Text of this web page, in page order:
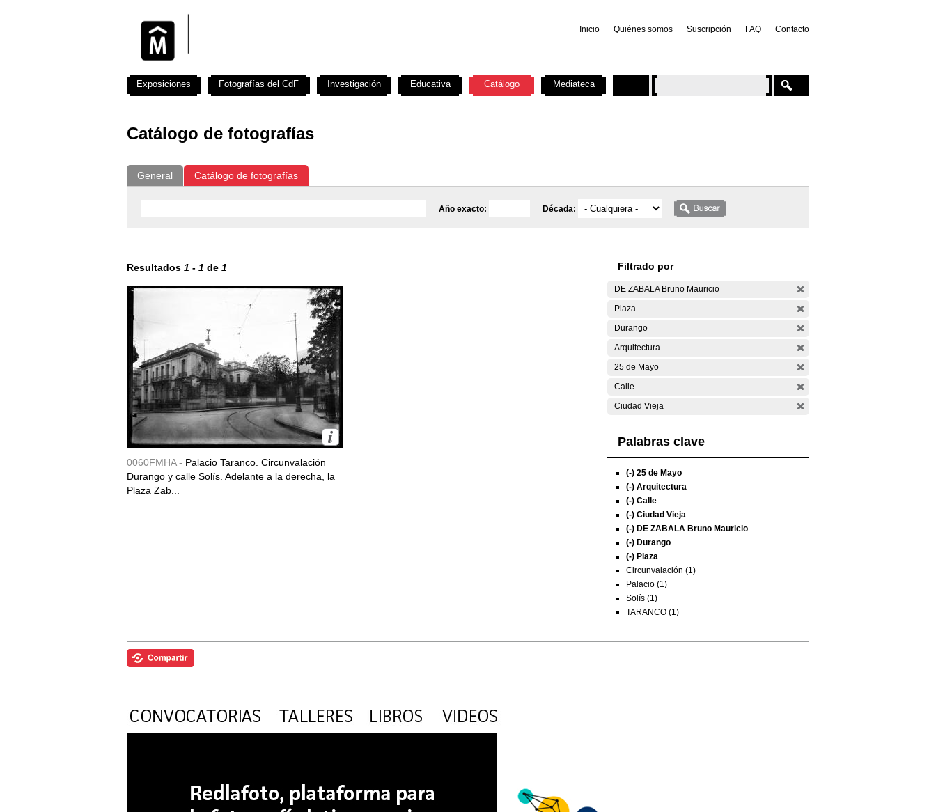
Inicio Quiénes somos Suscripción FAQ Contacto
Catálogo de fotografías
General Catálogo de fotografías
Año exacto: Década:
Resultados 1 - 1 de 1
0060FMHA - Palacio Taranco. Circunvalación
Durango y calle Solís. Adelante a la derecha, la
Plaza Zab...
Filtrado por
DE ZABALA Bruno Mauricio
Plaza
Durango
Arquitectura
25 de Mayo
Calle
Ciudad Vieja
Palabras clave
(-) 25 de Mayo
(-) Arquitectura
(-) Calle
(-) Ciudad Vieja
(-) DE ZABALA Bruno Mauricio
(-) Durango
(-) Plaza
Circunvalación (1)
Palacio (1)
Solís (1)
TARANCO (1)
Exposiciones Fotografías del CdF Investigación Educativa Catálogo Mediateca